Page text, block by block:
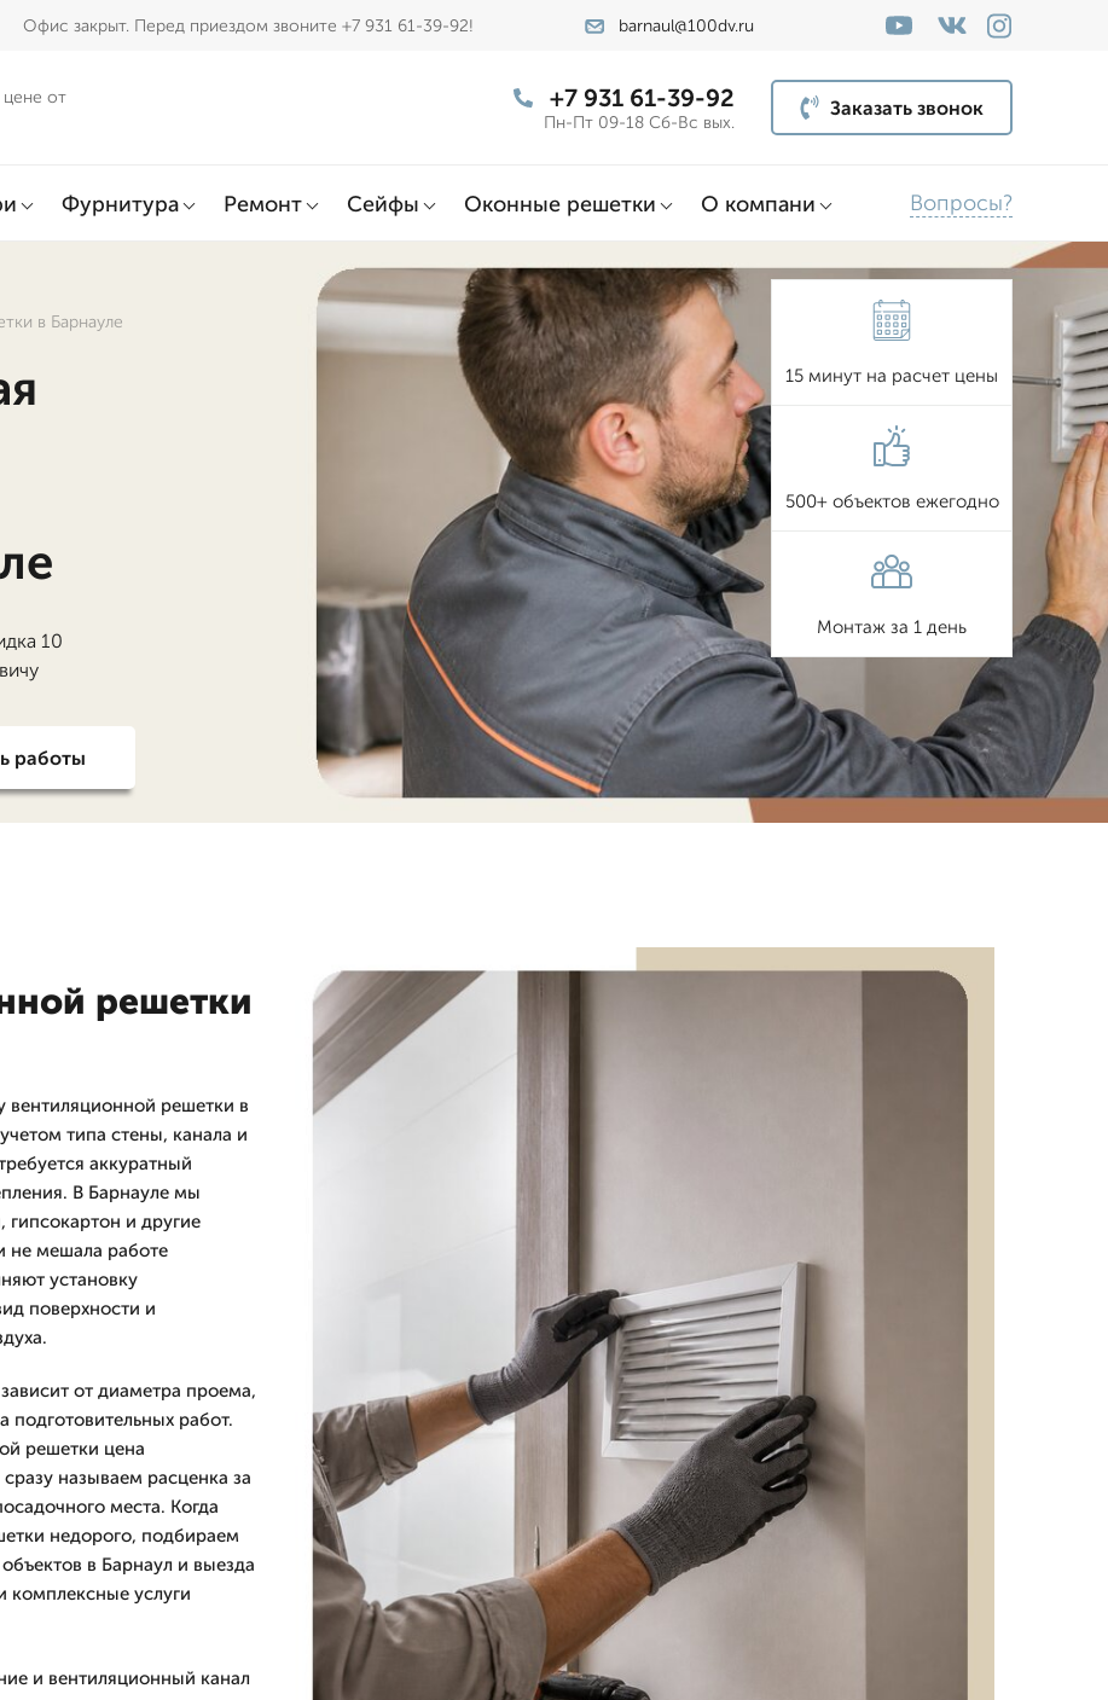
Офис закрыт. Перед приездом звоните +7 931 61-39-92! barnaul@100dv.ru
цене от
+7 931 61-39-92
Пн-Пт 09-18 Сб-Вс вых.
Заказать звонок
Фурнитура Ремонт Сейфы Оконные решетки О компани Вопросы?
в Барнауле
10
работы
15 минут на расчет цены
500+ объектов ежегодно
Монтаж за 1 день
решетки
вентиляционной решетки в
типа стены, канала и
аккуратный
В Барнауле мы
и другие
не мешала работе
установку
поверхности и
от диаметра проема,
подготовительных работ.
решетки цена
называем расценка за
места. Когда
недорого, подбираем
в Барнаул и выезда
комплексные услуги
и вентиляционный канал